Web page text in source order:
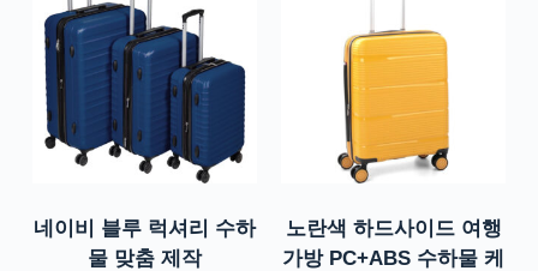
네이비 블루 럭셔리 수하
물 맞춤 제작
노란색 하드사이드 여행
가방 PC+ABS 수하물 케